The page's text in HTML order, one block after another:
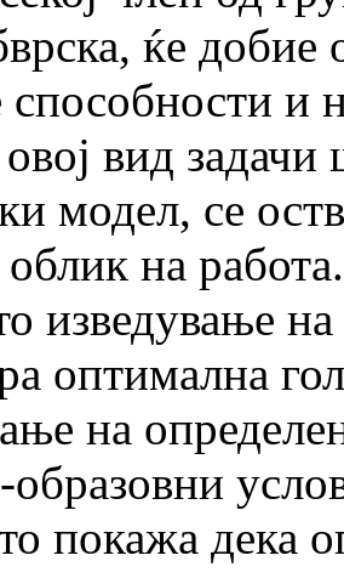
ќе добие
способности и
вид задачи
модел, се
на работа.
изведување
оптимална
на
покажа дека